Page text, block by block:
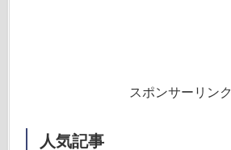
スポンサーリンク
人気記事